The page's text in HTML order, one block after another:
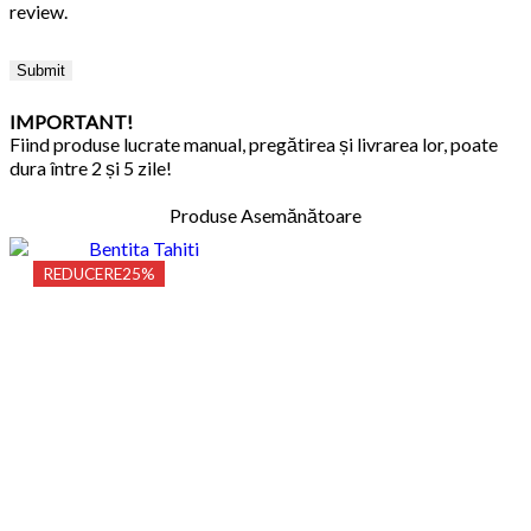
review.
IMPORTANT!
Fiind produse lucrate manual, pregătirea și livrarea lor, poate
dura între 2 și 5 zile!
Produse Asemănătoare
REDUCERE25%